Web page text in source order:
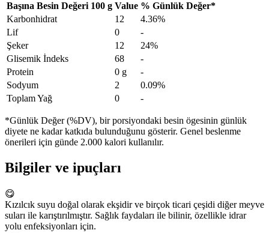
Başına Besin Değeri 100 g Value % Günlük Değer*
Karbonhidrat
12
4.36%
Lif
0
-
Şeker
12
24%
Glisemik İndeks
68
-
Protein
0 g
-
Sodyum
2
0.09%
Toplam Yağ
0 -
*Günlük Değer (%DV), bir porsiyondaki besin ögesinin günlük
diyete ne kadar katkıda bulunduğunu gösterir. Genel beslenme
önerileri için günde 2.000 kalori kullanılır.
Bilgiler ve ipuçları
😋
Kızılcık suyu doğal olarak ekşidir ve birçok ticari çeşidi diğer meyve
suları ile karıştırılmıştır. Sağlık faydaları ile bilinir, özellikle idrar
yolu enfeksiyonları için.